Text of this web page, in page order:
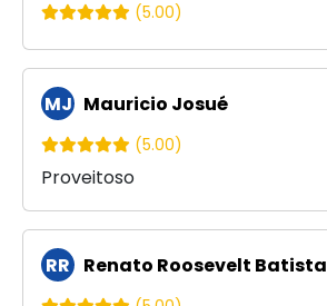
(5.00)
MJ Mauricio Josué
(5.00)
Proveitoso
RR Renato Roosevelt Batista